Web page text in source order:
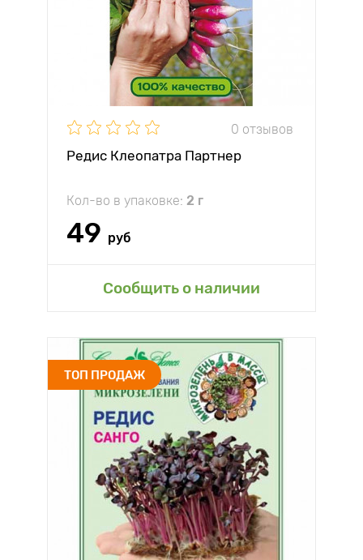
0 отзывов
Редис Клеопатра Партнер
Кол-во в упаковке: 2 г
49 руб
Сообщить о наличии
ТОП ПРОДАЖ